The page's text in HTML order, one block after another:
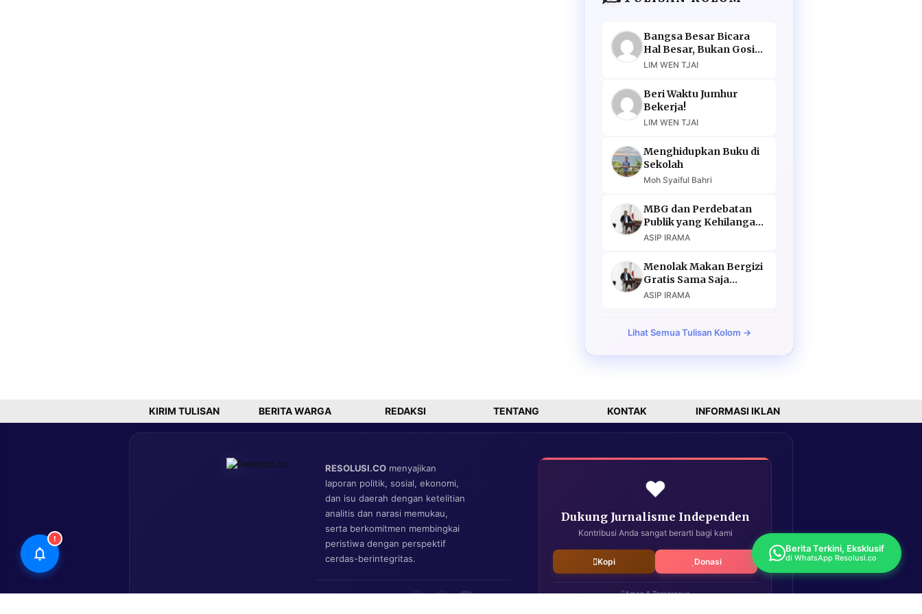
Bangsa Besar Bicara
Hal Besar, Bukan Gosip
Murahan
LIM WEN TJAI
Beri Waktu Jumhur
Bekerja!
LIM WEN TJAI
Menghidupkan Buku di
Sekolah
Moh Syaiful Bahri
MBG dan Perdebatan
Publik yang Kehilangan
Argumen
ASIP IRAMA
Menolak Makan Bergizi
Gratis Sama Saja
Menolak Masa Depan
ASIP IRAMA
Lihat Semua Tulisan Kolom →
KIRIM TULISAN BERITA WARGA REDAKSI TENTANG KONTAK INFORMASI IKLAN
RESOLUSI.CO menyajikan
laporan politik, sosial, ekonomi,
dan isu daerah dengan ketelitian
analitis dan narasi memukau,
serta berkomitmen membingkai
peristiwa dengan perspektif
cerdas-berintegritas.
❤️
Dukung Jurnalisme Independen
Kontribusi Anda sangat berarti bagi kami
Kopi Donasi
Aman & Terpercaya
!
Berita Terkini, Eksklusif
di WhatsApp Resolusi.co